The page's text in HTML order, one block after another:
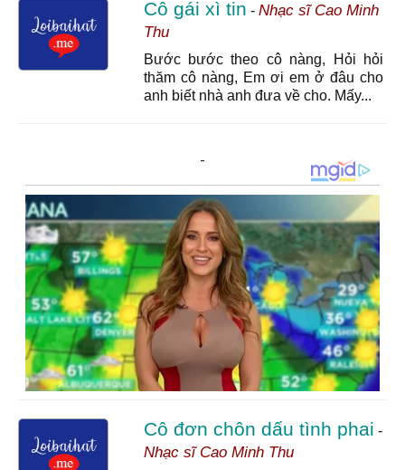
Cô gái xì tin - Nhạc sĩ Cao Minh
Thu
Bước bước theo cô nàng, Hỏi hỏi
thăm cô nàng, Em ơi em ở đâu cho
anh biết nhà anh đưa về cho. Mấy...
Cô đơn chôn dấu tình phai -
Nhạc sĩ Cao Minh Thu